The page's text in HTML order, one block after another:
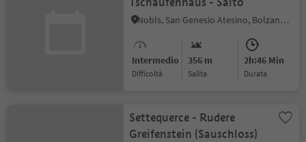
Nobls, San Genesio Atesino, Bolzano e dintorni
Intermedio
Difficoltà
356 m
Salita
2h:46 Min
durata
Settequerce - Rudere
Greifenstein (Sauschloss)